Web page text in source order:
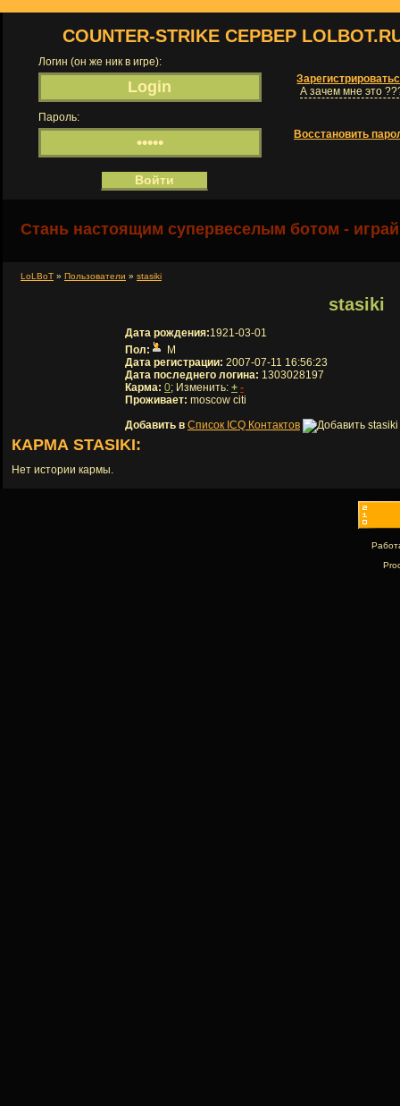
COUNTER-STRIKE СЕРВЕР
Логин (он же ник в игре):
А зачем мне это
Пароль:
Восстановить
Стань настоящим супервеселым ботом -
LoLBoT » Пользователи » stasiki
stasiki
Дата рождения:1921-03-01
Пол:
М
Дата регистрации: 2007-07-11 16:56:23
Дата последнего логина: 1303028197
Карма: 0; Изменить: + -
Проживает: moscow citi
Добавить в Список ICQ Контактов
КАРМА STASIKI:
Нет истории кармы.